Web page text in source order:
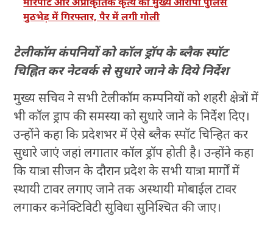
मुठभेड़ में गिरफ्तार, पैर में लगी गोली
टेलीकॉम कंपनियों को कॉल ड्रॉप के ब्लैक स्पॉट
चिह्नित कर नेटवर्क से सुधारे जाने के दिये निर्देश
मुख्य सचिव ने सभी टेलीकॉम कम्पनियों को शहरी क्षेत्रों में
भी कॉल ड्राप की समस्या को सुधारे जाने के निर्देश दिए।
उन्होंने कहा कि प्रदेशभर में ऐसे ब्लैक स्पॉट चिन्हित कर
सुधारे जाएं जहां लगातार कॉल ड्रॉप होती है। उन्होंने कहा
कि यात्रा सीजन के दौरान प्रदेश के सभी यात्रा मार्गों में
स्थायी टावर लगाए जाने तक अस्थायी मोबाईल टावर
लगाकर कनेक्टिविटी सुविधा सुनिश्चित की जाए।